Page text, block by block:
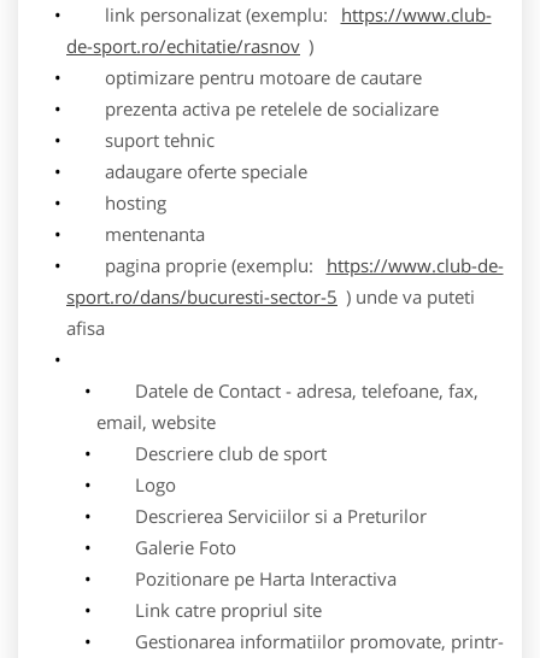
link personalizat (exemplu:
https://www.club-
de-sport.ro/echitatie/rasnov )
optimizare pentru motoare de cautare
prezenta activa pe retelele de socializare
suport tehnic
adaugare oferte speciale
hosting
mentenanta
pagina proprie (exemplu:
https://www.club-de-
sport.ro/dans/bucuresti-sector-5 ) unde va puteti
afisa
Datele de Contact - adresa, telefoane, fax,
email, website
Descriere club de sport
Logo
Descrierea Serviciilor si a Preturilor
Galerie Foto
Pozitionare pe Harta Interactiva
Link catre propriul site
Gestionarea informatiilor promovate, printr-